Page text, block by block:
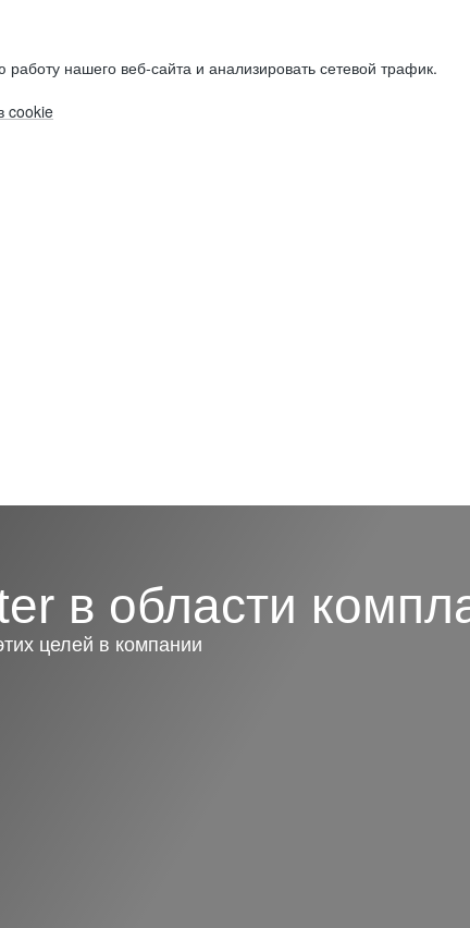
нашего веб-сайта и анализировать сетевой трафик.
cookie
в области
целей в компании